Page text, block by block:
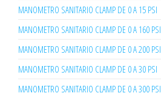
MANOMETRO SANITARIO CLAMP DE 0 A 15 PSI
MANOMETRO SANITARIO CLAMP DE 0 A 160 PSI
MANOMETRO SANITARIO CLAMP DE 0 A 200 PSI
MANOMETRO SANITARIO CLAMP DE 0 A 30 PSI
MANOMETRO SANITARIO CLAMP DE 0 A 300 PSI